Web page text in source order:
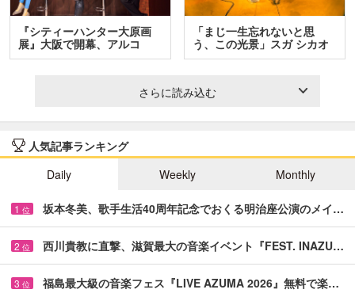
『シティーハンター大原画
展』大阪で開幕、アルコ
＆…
「まじ一生忘れないと思
う、この光景」スガ シカオ
と…
さらに読み込む
人気記事ランキング
Daily
Weekly Monthly
1 位 坂本冬美、歌手生活40周年記念でおくる明治座公演のメイ…
2 位 西川貴教に直撃、滋賀最大の音楽イベント『FEST. INAZU…
3 位 福島最大級の音楽フェス『LIVE AZUMA 2026』無料で楽…